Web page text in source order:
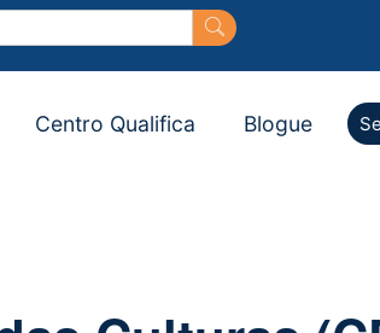
Centro Qualifica Blogue